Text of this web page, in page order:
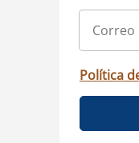
Política